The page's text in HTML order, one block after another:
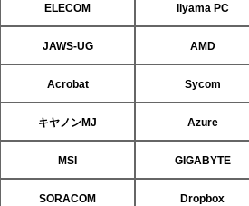
ELECOM iiyama PC
JAWS-UG AMD
Acrobat Sycom
キヤノンMJ Azure
MSI GIGABYTE
SORACOM Dropbox